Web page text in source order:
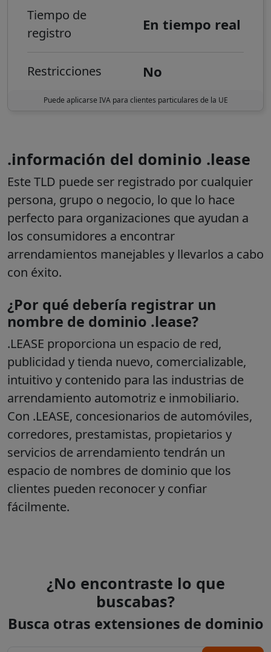
Tiempo de
registro
En tiempo real
Restricciones No
Puede aplicarse IVA para clientes particulares de la UE
.información del dominio .lease
Este TLD puede ser registrado por cualquier
persona, grupo o negocio, lo que lo hace
perfecto para organizaciones que ayudan a
los consumidores a encontrar
arrendamientos manejables y llevarlos a cabo
con éxito.
¿Por qué debería registrar un
nombre de dominio .lease?
.LEASE proporciona un espacio de red,
publicidad y tienda nuevo, comercializable,
intuitivo y contenido para las industrias de
arrendamiento automotriz e inmobiliario.
Con .LEASE, concesionarios de automóviles,
corredores, prestamistas, propietarios y
servicios de arrendamiento tendrán un
espacio de nombres de dominio que los
clientes pueden reconocer y confiar
fácilmente.
¿No encontraste lo que
buscabas?
Busca otras extensiones de dominio